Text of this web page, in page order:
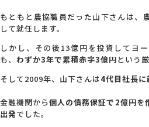
採用情報
お問い合わせ
もともと農協職員だった山下さんは、
して就任します。
しかし、その後13億円を投資してヨ
も、 わずか3年で累積赤字3億円という
そして2009年、山下さんは4代目社長に
金融機関から個人の債務保証で2億円を
出発でした。